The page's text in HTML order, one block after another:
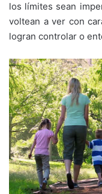
los límites sean
voltean a ver con
logran controlar o